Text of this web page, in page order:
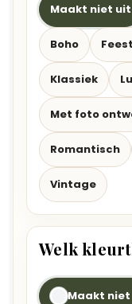
Maakt niet uit
Boho
Klassiek
Met foto
Romantisch
Vintage
Welk
Maakt